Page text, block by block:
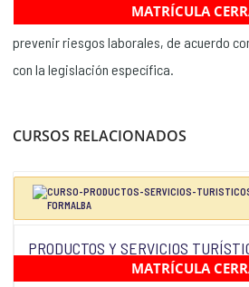
actividades de seguridad y salud
prevenir riesgos laborales, de acuerdo
con la legislación específica.
CURSOS RELACIONADOS
PRODUCTOS Y SERVICIOS
MATRÍCULA
MATRÍCULA